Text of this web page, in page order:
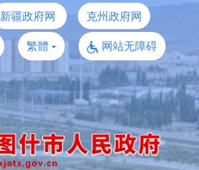
新疆政府网
克州政府网
繁體 网站无障碍